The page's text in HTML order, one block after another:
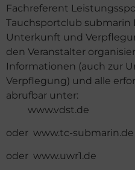
Fachreferent
Tauchsportclub submarin
Unterkunft und
den Veranstalter
Informationen (auch zur
Verpflegung) und alle
abrufbar unter:
www.vdst.de
oder www.tc-submarin.de
oder www.uwr1.de